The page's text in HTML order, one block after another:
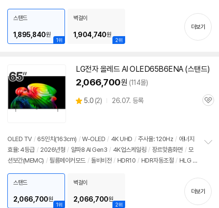
HDMI(전체): 3개 출시가: 2,890,000원
기
1위
스탠드
1,895,840원
2위
벽걸이
1,904,740원
더보기
LG전자올레드 AI OLED65B6ENA (스탠드)
2,066,700원 (114몰)
별
5.0 (상
2) 26.07. 등록
관
OLED TV / 65인치 (163cm) / W-OLED / 4K UHD / 주사율: 120Hz / 에너지
효율: 4등급 / 2026년형 / 알파8 AI Gen3 / 4K업스케일링 / 장르맞춤화면 / 모
션보간(MEMC) / 필름메이커모드 / 돌비비전 / HDR10 / HDR자동조절 / HLG /
c Compatible
FreeSync / 게임모드
출시가:
기
1위
스탠드
2,066,700원
2위
벽걸이
2,066,700원
더보기